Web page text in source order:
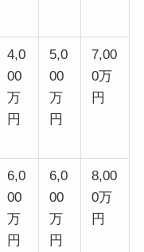
4,0
00
万
円
5,0
00
万
円
7,00
0万
円
6,0
00
万
円
6,0
00
万
円
8,00
0万
円